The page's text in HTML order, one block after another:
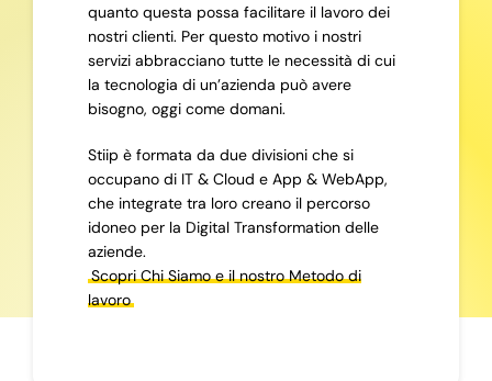
quanto questa possa facilitare il lavoro dei
nostri clienti. Per questo motivo i nostri
servizi abbracciano tutte le necessità di cui
la tecnologia di un’azienda può avere
bisogno, oggi come domani.
Stiip è formata da due divisioni che si
occupano di IT & Cloud e App & WebApp,
che integrate tra loro creano il percorso
idoneo per la Digital Transformation delle
aziende.
Scopri Chi Siamo e il nostro Metodo di
lavoro